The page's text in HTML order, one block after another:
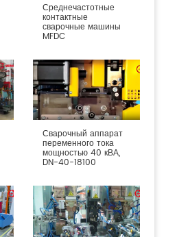
Среднечастотные
контактные
сварочные машины
MFDC
Сварочный аппарат
переменного тока
мощностью 40 кВА,
DN-40-18100